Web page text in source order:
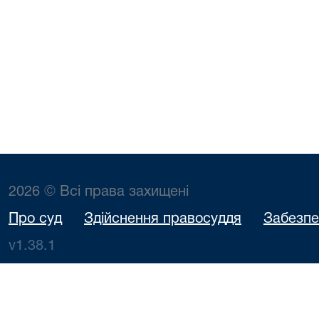
2026 © Всі права захищені
Про суд Здійснення правосуддя
v1.38.1